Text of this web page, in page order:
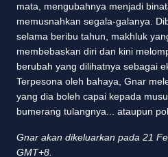
mata, mengubahnya menjadi
memusnahkan segala-galanya.
selama beribu tahun, makhluk
membebaskan diri dan kini
berubah yang dilihatnya sebagai
Terpesona oleh bahaya, Gnar
yang dia boleh capai kepada
bumerang tulangnya... ataupun
Gnar akan dikeluarkan pada 21
GMT+8.